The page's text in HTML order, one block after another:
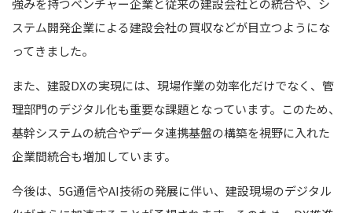
ステム開発企業による建設会社の買収などが目立つようにな
ってきました。
また、建設DXの実現には、現場作業の効率化だけでなく、管
理部門のデジタル化も重要な課題となっています。このため、
基幹システムの統合やデータ連携基盤の構築を視野に入れた
企業間統合も増加しています。
今後は、5G通信やAI技術の発展に伴い、建設現場のデジタル